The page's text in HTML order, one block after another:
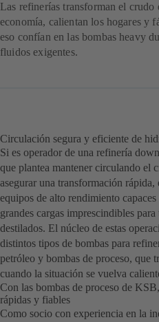
Las refinerías transforman el crudo
economía, calientan los hogares y
eso confían en las bombas heavy
fluidos exigentes.
Circulación segura y eficiente de
Si es operador de una refinería
que plantea mantener circulando el
asegurar una transformación rápida,
equipos de alto rendimiento
grandes cargas imprescindibles
destilados. El núcleo de estas
distintos tipos de bombas para
petróleo y bombas de proceso, que
cuando la situación se vuelva
Con las bombas de proceso de
rápidas y fiables
Como socio con experiencia en la